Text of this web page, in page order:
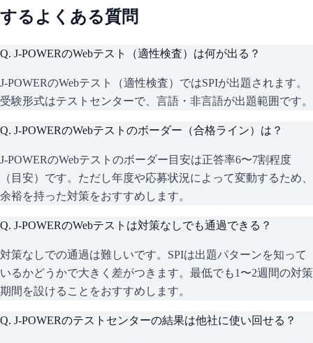
するよくある質問
Q. J-POWERのWebテスト（適性検査）は何が出る？
J-POWERのWebテスト（適性検査）ではSPIが出題されます。
受験形式はテストセンターで、言語・非言語が出題範囲です。
Q. J-POWERのWebテストのボーダー（合格ライン）は？
J-POWERのWebテストのボーダー目安は正答率6〜7割程度
（目安）です。ただし年度や応募状況によって変動するため、
余裕を持った対策をおすすめします。
Q. J-POWERのWebテストは対策なしでも通過できる？
対策なしでの通過は難しいです。SPIは出題パターンを知って
いるかどうかで大きく差がつきます。最低でも1〜2週間の対策
期間を設けることをおすすめします。
Q. J-POWERのテストセンターの結果は他社に使い回せる？